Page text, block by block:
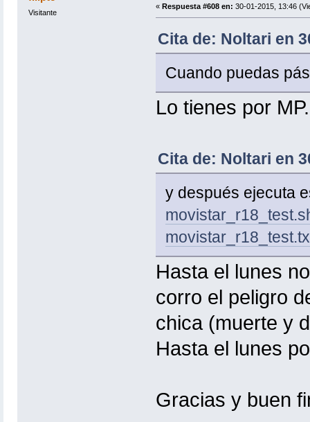
Visitante
« Respuesta #608 en: 30-01-2015, 13:46
Cita de: Noltari en
Cuando puedas
Lo tienes por MP.
Cita de: Noltari en
y después ejecuta
Hasta el lunes
corro el peligro
chica (muerte y
Hasta el lunes
Gracias y buen